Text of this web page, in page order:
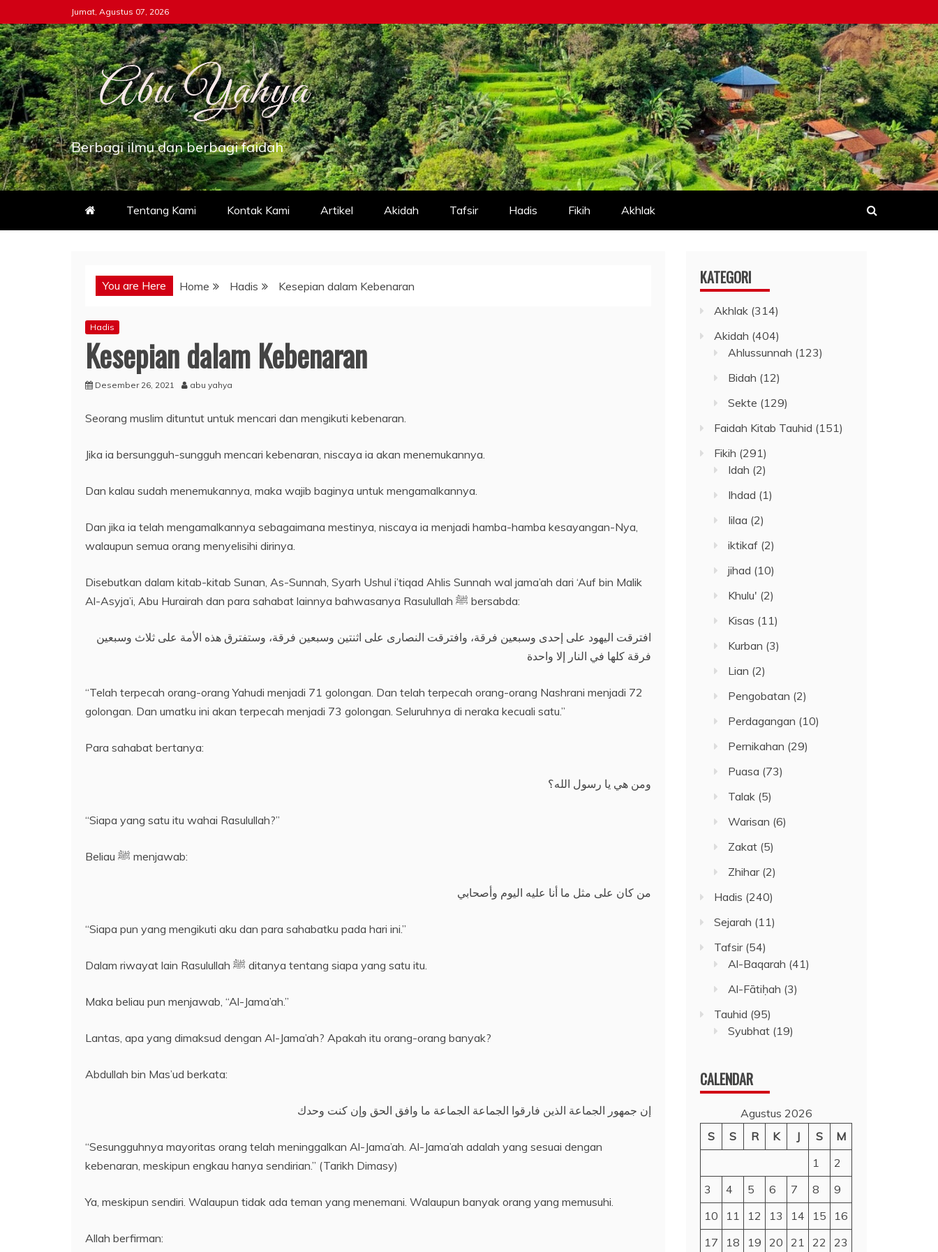
to
content
Jumat, Agustus 07, 2026
Berbagi ilmu dan berbagi faidah
Tentang Kami Kontak Kami Artikel Akidah Tafsir Hadis Fikih Akhlak
You are Here Home Hadis Kesepian dalam Kebenaran
Hadis
Kesepian dalam Kebenaran
Desember 26, 2021 abu yahya
Seorang muslim dituntut untuk mencari dan mengikuti kebenaran.
Jika ia bersungguh-sungguh mencari kebenaran, niscaya ia akan menemukannya.
Dan kalau sudah menemukannya, maka wajib baginya untuk mengamalkannya.
Dan jika ia telah mengamalkannya sebagaimana mestinya, niscaya ia menjadi hamba-hamba kesayangan-Nya,
walaupun semua orang menyelisihi dirinya.
Disebutkan dalam kitab-kitab Sunan, As-Sunnah, Syarh Ushul i’tiqad Ahlis Sunnah wal jama’ah dari ‘Auf bin Malik
Al-Asyja’i, Abu Hurairah dan para sahabat lainnya bahwasanya Rasulullah ﷺ bersabda:
افترقت اليهود على إحدى وسبعين فرقة، وافترقت النصارى على اثنتين وسبعين فرقة، وستفترق هذه الأمة على ثلاث وسبعين
فرقة كلها في النار إلا واحدة
“Telah terpecah orang-orang Yahudi menjadi 71 golongan. Dan telah terpecah orang-orang Nashrani menjadi 72
golongan. Dan umatku ini akan terpecah menjadi 73 golongan. Seluruhnya di neraka kecuali satu.”
Para sahabat bertanya:
ومن هي يا رسول الله؟
“Siapa yang satu itu wahai Rasulullah?”
Beliau ﷺ menjawab:
من كان على مثل ما أنا عليه اليوم وأصحابي
“Siapa pun yang mengikuti aku dan para sahabatku pada hari ini.”
Dalam riwayat lain Rasulullah ﷺ ditanya tentang siapa yang satu itu.
Maka beliau pun menjawab, “Al-Jama’ah.”
Lantas, apa yang dimaksud dengan Al-Jama’ah? Apakah itu orang-orang banyak?
Abdullah bin Mas’ud berkata:
إن جمهور الجماعة الذين فارقوا الجماعة الجماعة ما وافق الحق وإن كنت وحدك
“Sesungguhnya mayoritas orang telah meninggalkan Al-Jama’ah. Al-Jama’ah adalah yang sesuai dengan
kebenaran, meskipun engkau hanya sendirian.” (Tarikh Dimasy)
Ya, meskipun sendiri. Walaupun tidak ada teman yang menemani. Walaupun banyak orang yang memusuhi.
Allah berfirman:
KATEGORI
Akhlak (314)
Akidah (404)
Ahlussunnah (123)
Bidah (12)
Sekte (129)
Faidah Kitab Tauhid (151)
Fikih (291)
Idah (2)
Ihdad (1)
Iilaa (2)
iktikaf (2)
jihad (10)
Khulu' (2)
Kisas (11)
Kurban (3)
Lian (2)
Pengobatan (2)
Perdagangan (10)
Pernikahan (29)
Puasa (73)
Talak (5)
Warisan (6)
Zakat (5)
Zhihar(2)
Hadis (240)
Sejarah (11)
Tafsir(54)
Al-Baqarah (41)
Al-Fātiḥah (3)
Tauhid (95)
Syubhat (19)
CALENDAR
Agustus 2026
S
S R K J S
M
1
2
3
4 5 6 7 8
9
10
11 12 13 14 15
16
17
18 19 20 21 22
23